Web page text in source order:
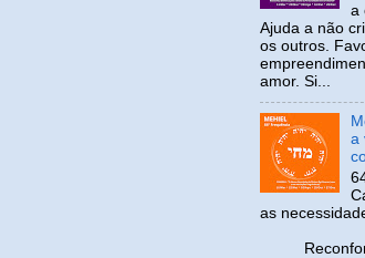
a
Ajuda a não
os outros.
amor. Si...
a
as